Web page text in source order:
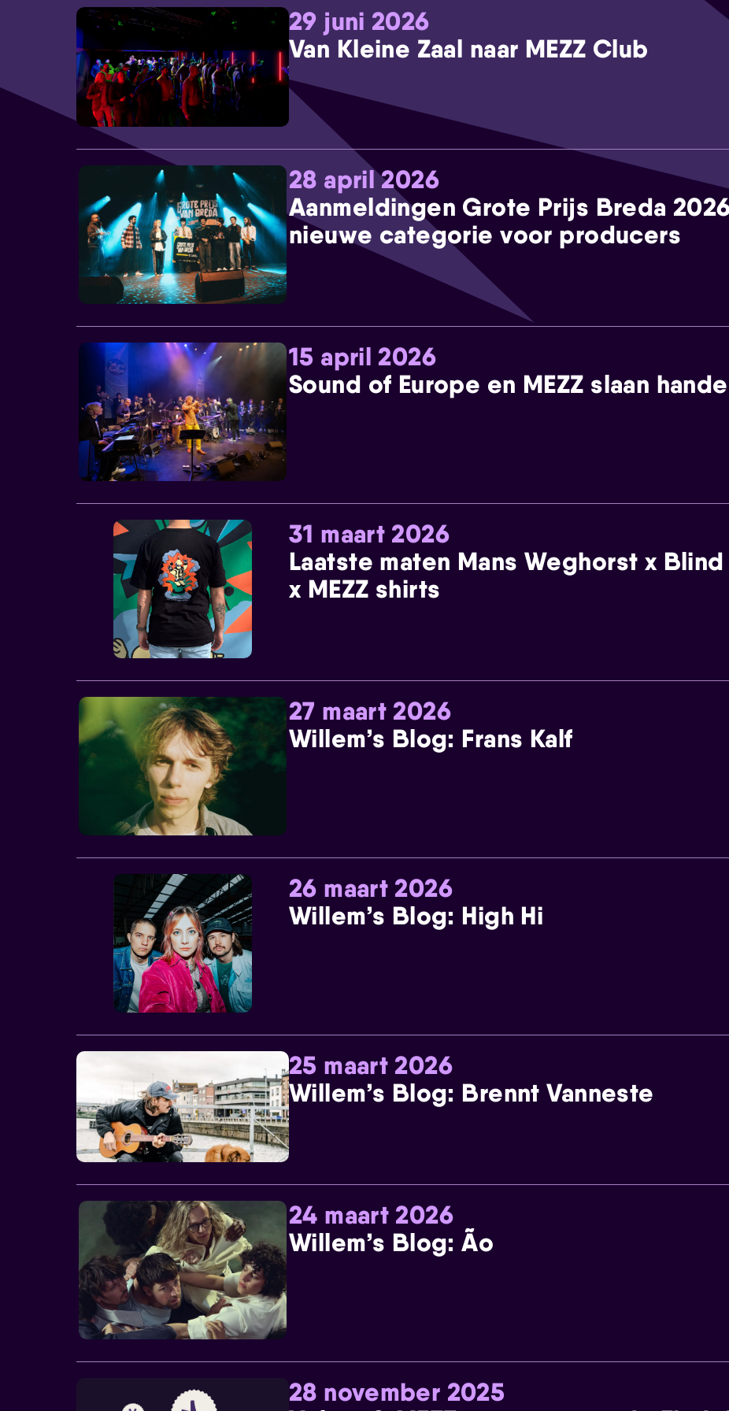
29 juni 2026
Van Kleine Zaal naar MEZZ Club
28 april 2026
Aanmeldingen Grote Prijs Breda
nieuwe categorie voor producers
15 april 2026
Sound of Europe en MEZZ slaan
31 maart 2026
Laatste maten Mans Weghorst x
x MEZZ shirts
27 maart 2026
Willem’s Blog: Frans Kalf
26 maart 2026
Willem’s Blog: High Hi
25 maart 2026
Willem’s Blog: Brennt Vanneste
24 maart 2026
Willem’s Blog: Ão
28 november 2025